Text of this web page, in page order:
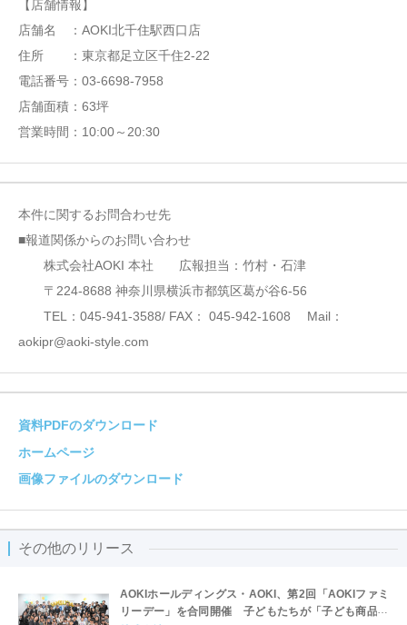
【店舗情報】
店舗名 ：AOKI北千住駅西口店
住所 ：東京都足立区千住2-22
電話番号：03-6698-7958
店舗面積：63坪
営業時間：10:00～20:30
本件に関するお問合わせ先
■報道関係からのお問い合わせ
株式会社AOKI 本社 広報担当：竹村・石津
〒224-8688 神奈川県横浜市都筑区葛が谷6-56
TEL：045-941-3588/ FAX： 045-942-1608 Mail：
aokipr@aoki-style.com
資料PDFのダウンロード
ホームページ
画像ファイルのダウンロード
その他のリリース
AOKIホールディングス・AOKI、第2回「AOKIファミ
リーデー」を合同開催 子どもたちが「子ども商品開